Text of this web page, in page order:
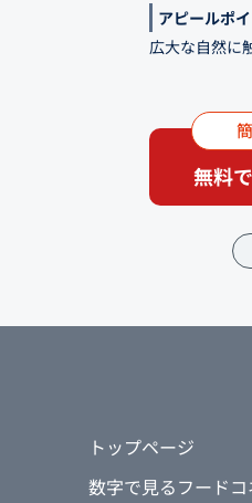
アピールポ
広大な自然に
しました。身
の内容も盛
無料
トップページ
数字で見るフード